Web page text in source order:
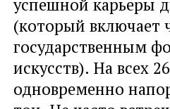
успешной карьеры
(который включает
государственным
искусств). На всех
одновременно